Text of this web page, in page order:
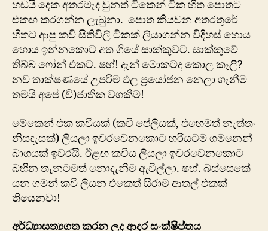
හඬයි දෙක අතරමැද වුනත් ටිකෙන් ටික හිත පොතට
එකඟ කරගන්න ලැබුනා. පොත කියවන අතරතුරේ
හිතට ආපු කවි සිතිවිලි ටිකක් ලියාගන්න විදිහස් හොය
හොය ඉන්නකොට අත ගියේ සාක්කුවට. සාක්‍කුවේ
තිබ්බ ෆෝන් එකට. ෂහ්! දැන් මොකටද කොල කෑලි?
නව තාක්ෂණයේ උපරිම ඵල ‍ප්‍රයෝජන නෙලා ගැනීම
තමයි අපේ (වි)ජාතික වගකීම!
‍මේකෙන් එක කවියක් (කවි පේලියක්, එහෙමත් නැත්තං
නිසඳැසක්) ලියලා ඉවරවෙනකොට හරියටම ග‍මනෙන්
බාගයක් ඉවරයි. ඊළඟ කවිය ලියලා ඉවරවෙනකොට
බහින තැනටමත් නොදැනීම ඇවිල්ලා. ෂහ්. බස්සෙකේ
යන ගමන් කවි ලියන එකෙත් සිරාම ආතල් එකක්
තියෙනවා!
අර්ධ්‍යාසත්‍යගත කරන ලද ආදර සංක්ෂිප්තය